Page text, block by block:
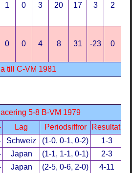
1 0 3 20 17 3 2
0 0 4 8 31 -23 0
till C-VM 1981
5-8 B-VM 1979
Lag Periodsiffror
Resultat
Schweiz (1-0, 0-1, 0-2)
1-3
Japan (1-1, 1-1, 0-1)
2-3
Japan (2-5, 0-6, 2-0)
4-11